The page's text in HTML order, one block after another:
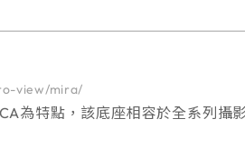
view/mira/
為特點，該底座相容於全系列攝